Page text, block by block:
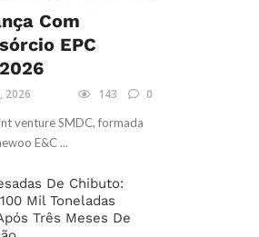
Com
EPC
2026 143 0
venture SMDC, formada
E&C ...
De Chibuto:
Mil Toneladas
Três Meses De